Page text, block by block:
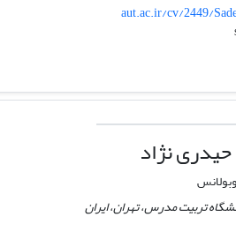
aut.ac.ir/cv/2449/
نژاد
تربیت مدرس، تهران، ایران